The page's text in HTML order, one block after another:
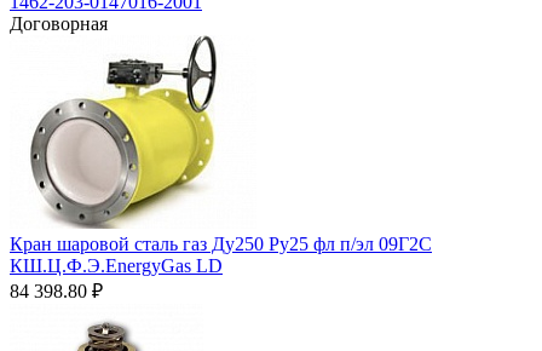
Договорная
Кран шаровой сталь газ Ду250 Ру25 фл п/эл 09Г2С
КШ.Ц.Ф.Э.EnergyGas LD
84 398.80 ₽